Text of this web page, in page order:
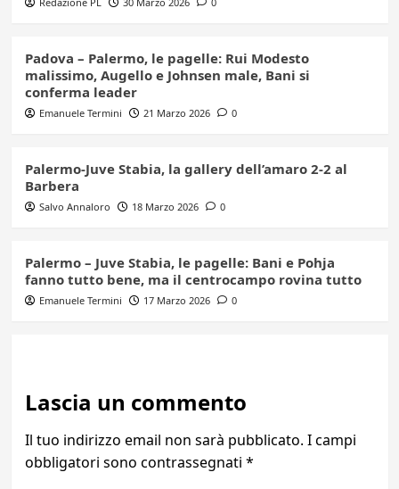
Padova – Palermo, le pagelle: Rui Modesto
malissimo, Augello e Johnsen male, Bani si
conferma leader
Emanuele Termini 21 Marzo 2026 0
Palermo-Juve Stabia, la gallery dell’amaro 2-2 al
Barbera
Salvo Annaloro 18 Marzo 2026 0
Palermo – Juve Stabia, le pagelle: Bani e Pohja
fanno tutto bene, ma il centrocampo rovina tutto
Emanuele Termini 17 Marzo 2026 0
Lascia un commento
Il tuo indirizzo email non sarà pubblicato. I campi
obbligatori sono contrassegnati *